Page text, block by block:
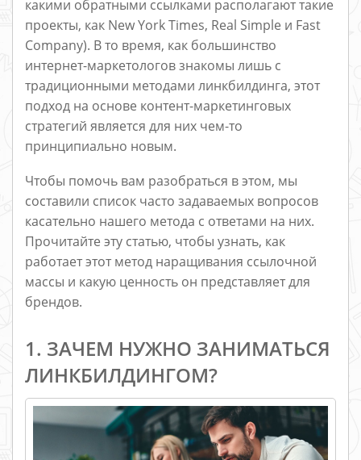
какими обратными ссылками располагают такие
проекты, как New York Times, Real Simple и Fast
Company). В то время, как большинство
интернет-маркетологов знакомы лишь с
традиционными методами линкбилдинга, этот
подход на основе контент-маркетинговых
стратегий является для них чем-то
принципиально новым.
Чтобы помочь вам разобраться в этом, мы
составили список часто задаваемых вопросов
касательно нашего метода с ответами на них.
Прочитайте эту статью, чтобы узнать, как
работает этот метод наращивания ссылочной
массы и какую ценность он представляет для
брендов.
1. ЗАЧЕМ НУЖНО ЗАНИМАТЬСЯ
ЛИНКБИЛДИНГОМ?